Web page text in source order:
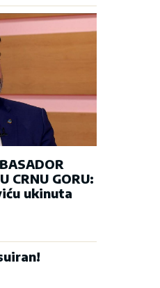
CRNU GORU:
ukinuta